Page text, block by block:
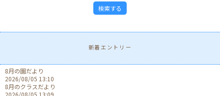
新着エントリー
8月の園だより
2026/08/05 13:10
8月のクラスだより